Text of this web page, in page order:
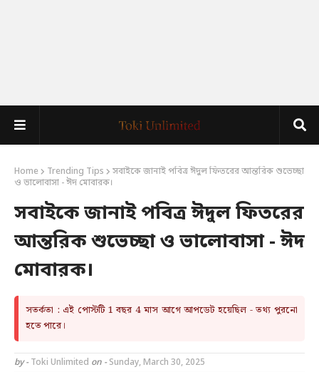
Home Trending Tips
সবাইকে জানাই পবিত্র ঈদুল ফিতরের আন্তরিক শুভেচ্ছা
ও ভালোবাসা - ঈদ মোবারক।
সবাইকে জানাই পবিত্র ঈদুল ফিতরের
আন্তরিক শুভেচ্ছা ও ভালোবাসা - ঈদ
মোবারক।
সতর্কতা : এই পোস্টটি 1 বছর 4 মাস আগে আপডেট হয়েছিল - তথ্য পুরনো
হতে পারে।
by - Toki Unlimited on -Sunday, March 30, 2025